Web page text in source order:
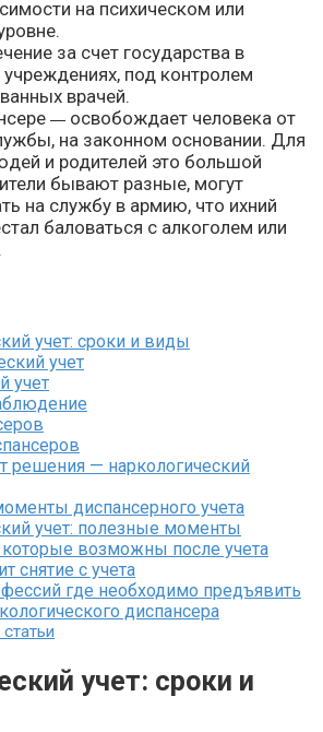
на психическом или
за счет государства в
под контролем
врачей.
— освобождает человека от
на законном основании. Для
и родителей это большой
бывают разные, могут
на службу в армию, что ихний
баловаться с алкоголем или
учет: сроки и виды
учет
учет
решения — наркологический
диспансерного учета
учет: полезные моменты
которые возможны после учета
снятие с учета
где необходимо предъявить
диспансера
учет: сроки и